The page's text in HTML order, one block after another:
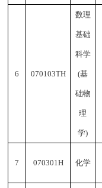
6 070103TH
数理
基础
科学
(基
础物
理
学)
7 070301H 化学